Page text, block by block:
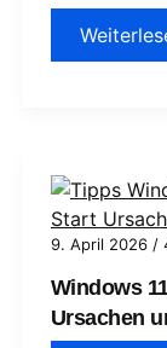
Windows
11
Explorer
Vergleich
9. April 2026 /
Windows
Ursachen